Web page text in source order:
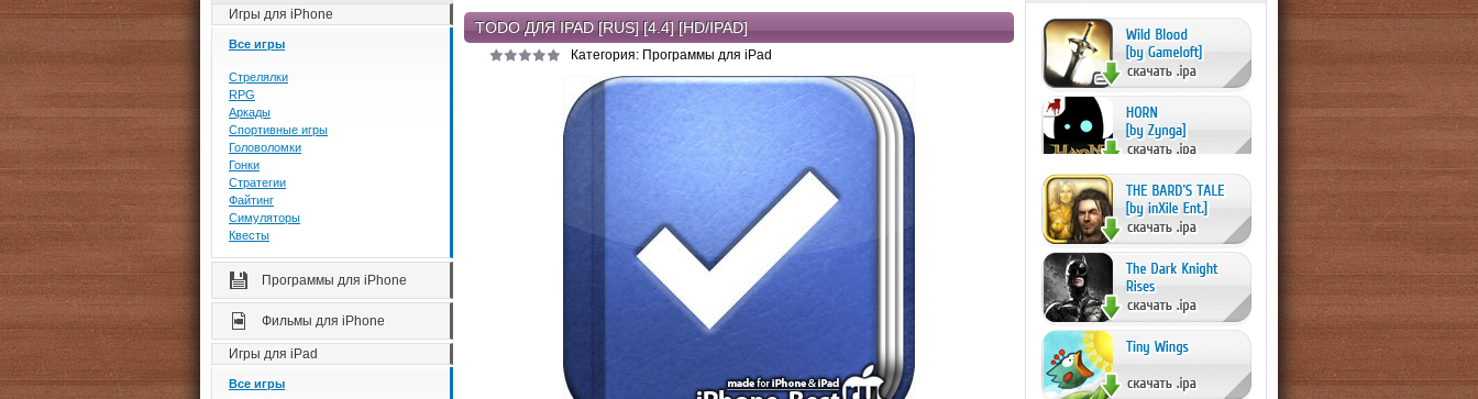
Игры для iPhone
Все игры
Стрелялки
RPG
Аркады
Спортивные игры
Головоломки
Гонки
Стратегии
Файтинг
Симуляторы
Квесты
Программы для iPhone
Фильмы для iPhone
Игры для iPad
Все игры
TODO ДЛЯ IPAD [RUS] [4.4] [HD/IPAD]
Категория: Программы для iPad